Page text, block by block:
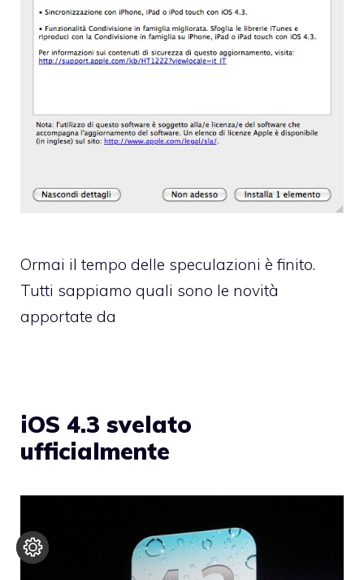
Ormai il tempo delle speculazioni è finito.
Tutti sappiamo quali sono le novità
apportate da
iOS 4.3 svelato
ufficialmente